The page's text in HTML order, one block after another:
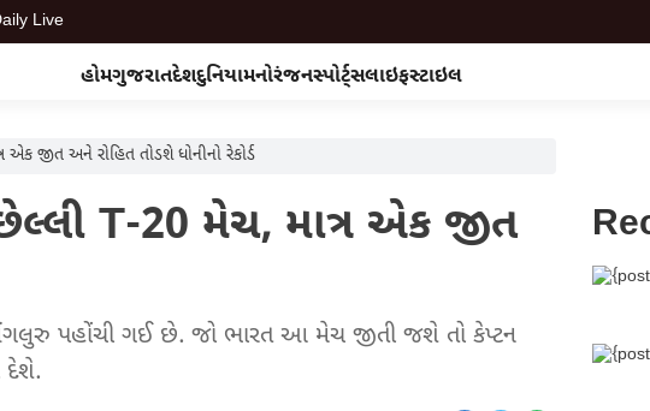
Live
હોમગુજરાતદેશદુનિયામનોરંજનસ્પોર્ટ્સલાઇફસ્ટાઇલ
જીત અને રોહિત તોડશે ધોનીનો રેકોર્ડ
T-20 મેચ, માત્ર એક જીત
બેંગલુરુ પહોંચી ગઈ છે. જો ભારત આ મેચ જીતી જશે તો કેપ્ટન
દેશે.